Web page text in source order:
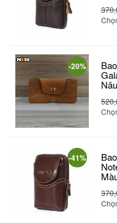
-20%
-41%